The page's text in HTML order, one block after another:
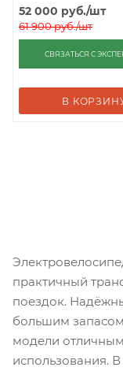
52 000 руб./шт
61 900руб./шт
СВЯЗАТЬСЯ С
В
практичный
поездок.
большим
модели
использования.